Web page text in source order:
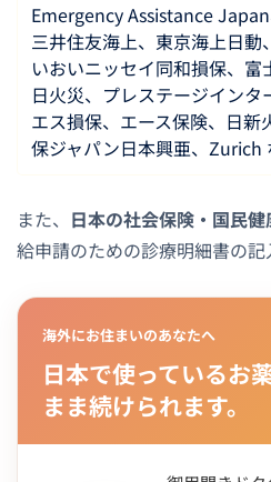
Emergency Assistance
三井住友海上、東京海上日動
いおいニッセイ同和損保、
日火災、プレステージインタ
エス損保、エース保険、日新
保ジャパン日本興亜、Zurich
また、 日本の社会保険・国民
給申請のための診療明細書の記
海外にお住まいのあなたへ
日本で使っているお
まま続けられます。